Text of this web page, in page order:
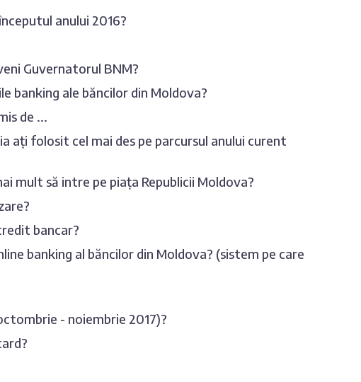
anului 2016?
Guvernatorul BNM?
banking ale băncilor din Moldova?
de ...
ați folosit cel mai des pe parcursul anului curent
mult să intre pe piața Republicii Moldova?
bancar?
banking al băncilor din Moldova? (sistem pe care
- noiembrie 2017)?